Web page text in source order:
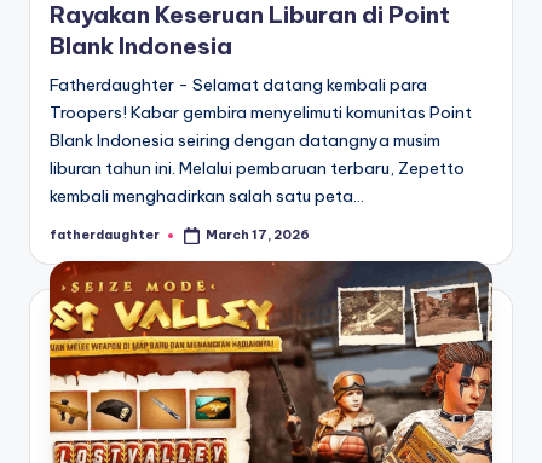
Rayakan Keseruan Liburan di Point
Blank Indonesia
Fatherdaughter - Selamat datang kembali para
Troopers! Kabar gembira menyelimuti komunitas Point
Blank Indonesia seiring dengan datangnya musim
liburan tahun ini. Melalui pembaruan terbaru, Zepetto
kembali menghadirkan salah satu peta…
Posted
fatherdaughter March 17, 2026